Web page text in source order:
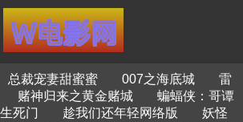
总裁宠妻甜蜜蜜 007之海底城
雷
赌神归来之黄金赌城
蝙蝠侠：哥谭
死门 趁我们还年轻网络版
妖怪